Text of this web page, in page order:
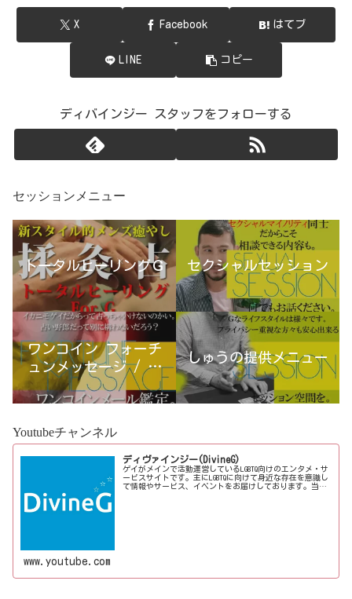
X Facebook はてブ
LINE コピー
ディバインジー スタッフをフォローする
セッションメニュー
トータルヒーリングＧ セクシャルセッション
ワンコイン フォーチ
ュンメッセージ / 古
宮優雨
しゅうの提供メニュー
Youtubeチャンネル
ディヴァインジー(DivineG)
ゲイがメインで活動運営しているLGBTQ向けのエンタメ・サ
ービスサイトです。主にLGBTQに向けて身近な存在を意識し
て情報やサービス、イベントをお届けしております。当事
www.youtube.com